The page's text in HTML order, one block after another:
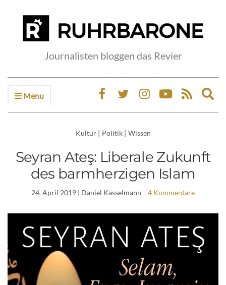
Journalisten bloggen das Revier
Menu
Kultur | Politik | Wissen
Seyran Ateş: Liberale Zukunft
des barmherzigen Islam
24. April 2019 | Daniel Kasselmann 4 Kommentare